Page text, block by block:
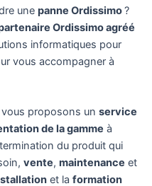
une panne Ordissimo?
Ordissimo agréé
informatiques pour
vous accompagner à
proposons un service
de la gamme à
du produit qui
vente, maintenance et
et la formation